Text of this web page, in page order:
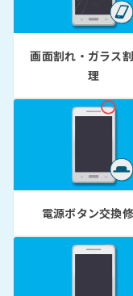
画面割れ・ガラス
理
電源ボタン交換